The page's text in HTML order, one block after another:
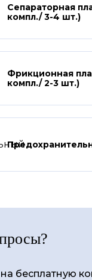
Сепараторная
компл./ 3-4 шт.)
Фрикционная
компл./ 2-3 шт.)
на бесплатную